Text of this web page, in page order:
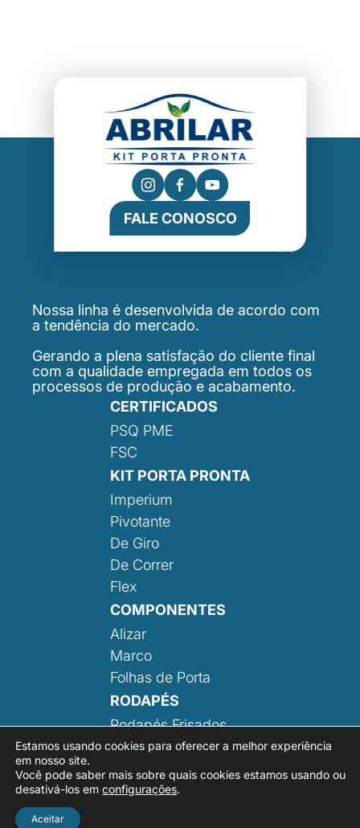
FALE CONOSCO
Nossa linha é desenvolvida de acordo com
a tendência do mercado.
Gerando a plena satisfação do cliente final
com a qualidade empregada em todos os
processos de produção e acabamento.
CERTIFICADOS
PSQ PME
FSC
KIT PORTA PRONTA
Imperium
Pivotante
De Giro
De Correr
Flex
COMPONENTES
Alizar
Marco
Folhas de Porta
RODAPÉS
Rodapés Frisados
Rodapé Liso
Estamos usando cookies para oferecer a melhor experiência
em nosso site.
Você pode saber mais sobre quais cookies estamos usando ou
desativá-los em configurações.
Aceitar